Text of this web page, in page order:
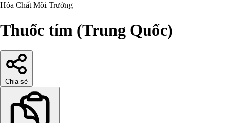
Hóa Chất Môi Trường
Thuốc tím (Trung Quốc)
Chia sẻ